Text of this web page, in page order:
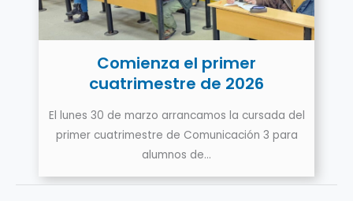
Comienza el primer
cuatrimestre de 2026
El lunes 30 de marzo arrancamos la cursada del
primer cuatrimestre de Comunicación 3 para
alumnos de…